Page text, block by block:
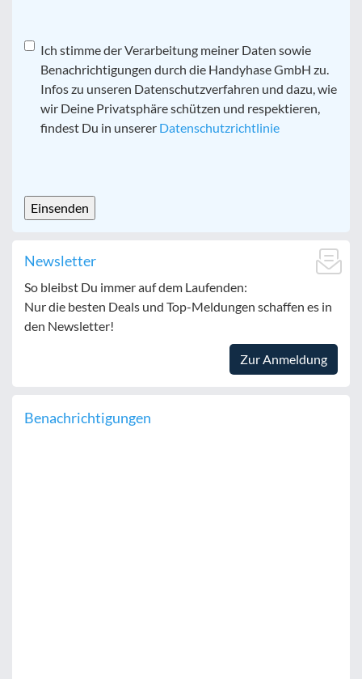
Datenschutz*
Ich stimme der Verarbeitung meiner Daten sowie
Benachrichtigungen durch die Handyhase GmbH zu.
Infos zu unseren Datenschutzverfahren und dazu, wie
wir Deine Privatsphäre schützen und respektieren,
findest Du in unserer Datenschutzrichtlinie
Newsletter
So bleibst Du immer auf dem Laufenden:
Nur die besten Deals und Top-Meldungen schaffen es in
den Newsletter!
Zur Anmeldung
Benachrichtigungen